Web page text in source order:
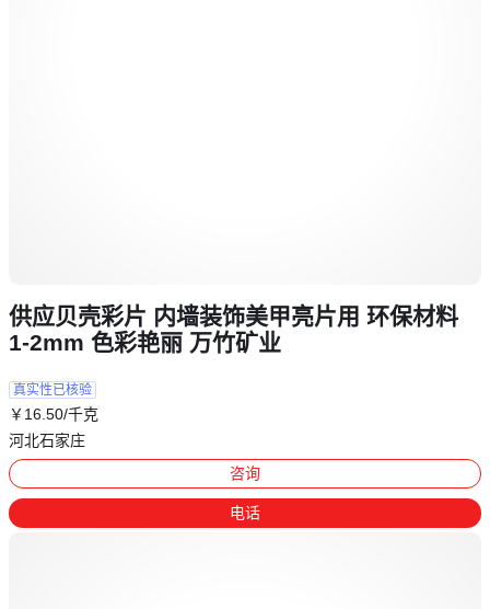
供应贝壳彩片 内墙装饰美甲亮片用 环保材料
1-2mm 色彩艳丽 万竹矿业
真实性已核验
￥ 16.50/千克
河北石家庄
咨询
电话